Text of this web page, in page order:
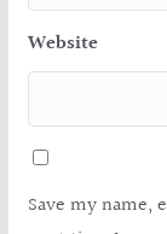
Website
Save my name,